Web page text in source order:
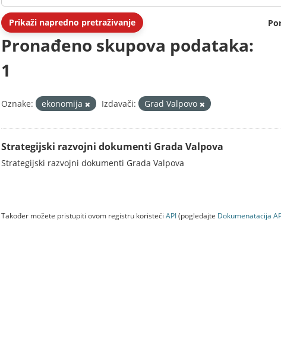
Prikaži napredno pretraživanje
Pronađeno skupova podataka:
1
Oznake: ekonomija Izdavači: Grad Valpovo
Strategijski razvojni dokumenti Grada Valpova
Strategijski razvojni dokumenti Grada Valpova
Također možete pristupiti ovom registru koristeći API(pogledajte Dokumenаtаcijа